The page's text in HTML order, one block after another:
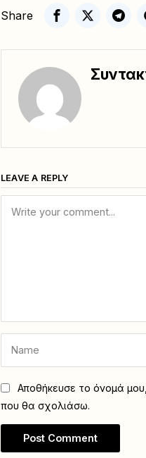
Share
LEAVE A REPLY
Αποθήκευσε το όνομά
που θα σχολιάσω.